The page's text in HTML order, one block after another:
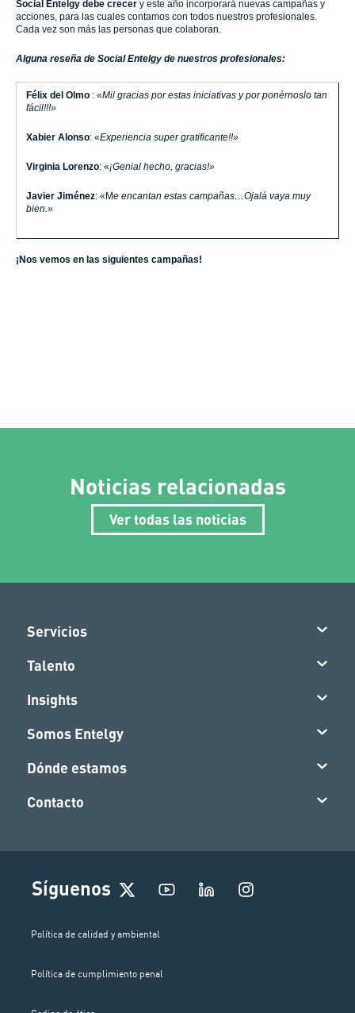
Social Entelgy debe crecer y este año incorporará nuevas campañas y
acciones, para las cuales contamos con todos nuestros profesionales.
Cada vez son más las personas que colaboran.
Alguna reseña de Social Entelgy de nuestros profesionales:
Félix del Olmo : «Mil gracias por estas iniciativas y por ponérnoslo tan
fácil!!!»
Xabier Alonso: «Experiencia super gratificante!!»
Virginia Lorenzo: «¡Genial hecho, gracias!»
Javier Jiménez: «Me encantan estas campañas…Ojalá vaya muy
bien.»
¡Nos vemos en las siguientes campañas!
Noticias relacionadas
Ver todas las noticias
Servicios
Talento
Insights
Somos Entelgy
Dónde estamos
Contacto
Síguenos
I
n
Política de calidad y ambiental
Política de cumplimiento penal